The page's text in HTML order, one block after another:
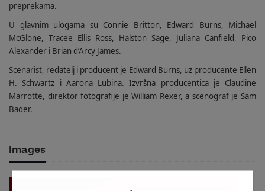
preprekama.
U glavnim ulogama su Connie Britton, Edward Burns, Michael
McGlone, Tracee Ellis Ross, Halston Sage, Juliana Canfield, Pico
Alexander i Brian d’Arcy James.
Scenarist, redatelj i producent je Edward Burns, uz producente Ellen
H. Schwartz i Aarona Lubina. Izvršna producentica je Claudine
Marrotte, direktor fotografije je William Rexer, a scenograf je Sam
Bader.
Images